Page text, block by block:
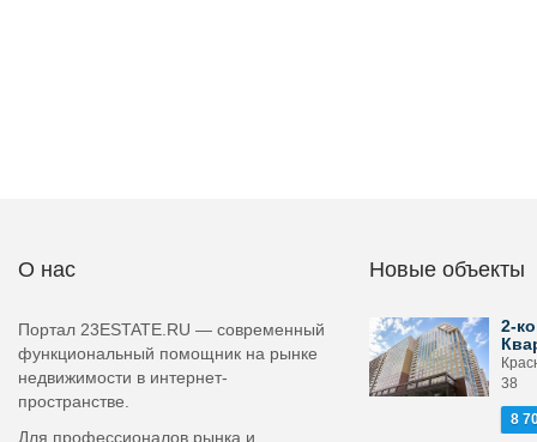
О нас
Портал 23ESTATE.RU — современный
функциональный помощник на рынке
недвижимости в интернет-
пространстве.
Для профессионалов рынка и
Новые объекты
2-
38
8